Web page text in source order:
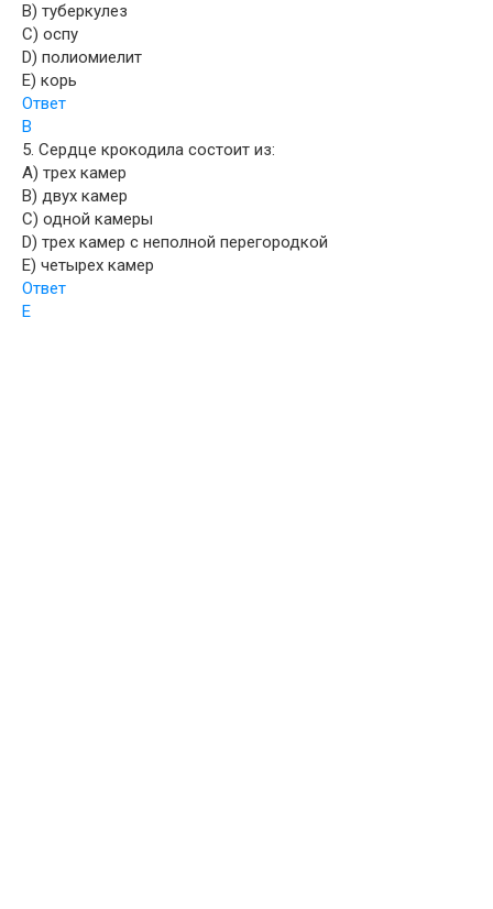
B) туберкулез
C) оспу
D) полиомиелит
E) корь
Ответ
B
5. Сердце крокодила состоит из:
A) трех камер
B) двух камер
C) одной камеры
D) трех камер с неполной перегородкой
E) четырех камер
Ответ
E